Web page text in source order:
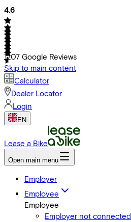
4.6
1207 Google Reviews
Skip to main content
Calculator
Dealer Locator
Login
EN
Lease a Bike
Open main menu
Employer
Employee
Employee
Employer not connected